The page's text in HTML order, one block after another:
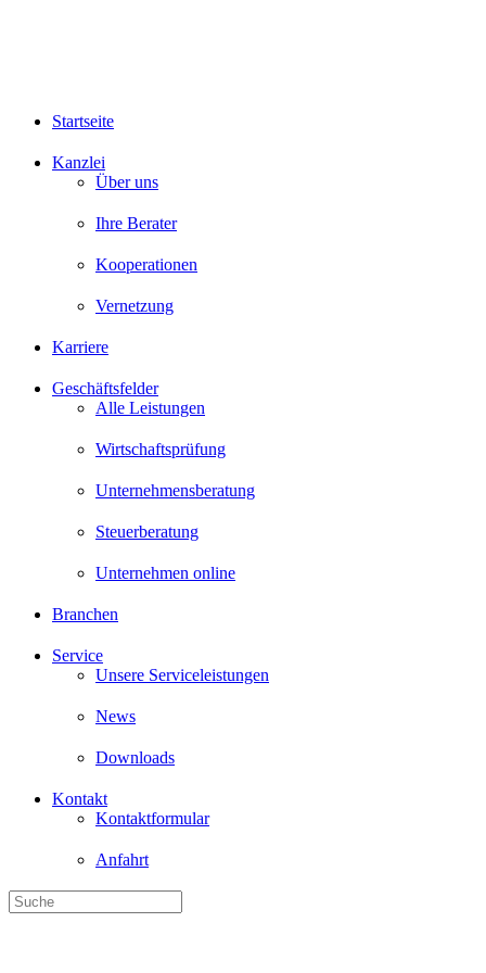
Startseite
Kanzlei
Über uns
Ihre Berater
Kooperationen
Vernetzung
Karriere
Geschäftsfelder
Alle Leistungen
Wirtschaftsprüfung
Unternehmensberatung
Steuerberatung
Unternehmen online
Branchen
Service
Unsere Serviceleistungen
News
Downloads
Kontakt
Kontaktformular
Anfahrt